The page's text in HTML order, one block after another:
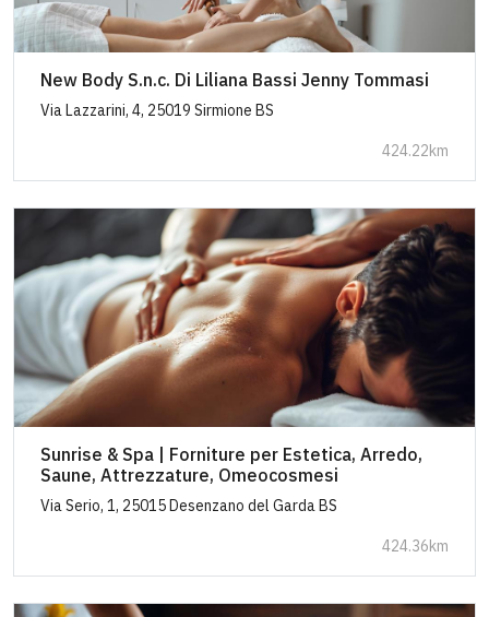
New Body S.n.c. Di Liliana Bassi Jenny Tommasi
Via Lazzarini, 4, 25019 Sirmione BS
424.22km
Sunrise & Spa | Forniture per Estetica, Arredo,
Saune, Attrezzature, Omeocosmesi
Via Serio, 1, 25015 Desenzano del Garda BS
424.36km